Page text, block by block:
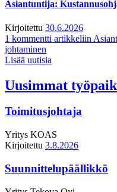
Asiantuntija:
Kirjoitettu 30.6.2026
1 kommentti artikkeliin
johtaminen
Lisää uutisia
Uusimmat
Toimitusjohtaja
Yritys KOAS
Kirjoitettu 3.8.2026
Suunnittelupäällikkö